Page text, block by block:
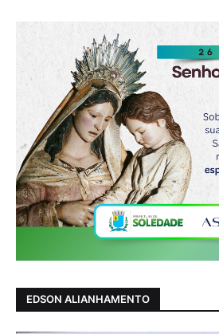
EDSON ALIANHAMENTO